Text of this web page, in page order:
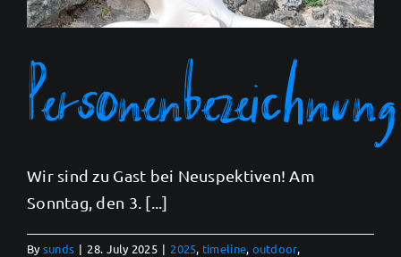
Personenbezeichnung
Wir sind zu Gast bei Neuspektiven! Am
Sonntag, den 3. [...]
Bysunds | 28. July 2025 | 2025, timeline, outdoor,